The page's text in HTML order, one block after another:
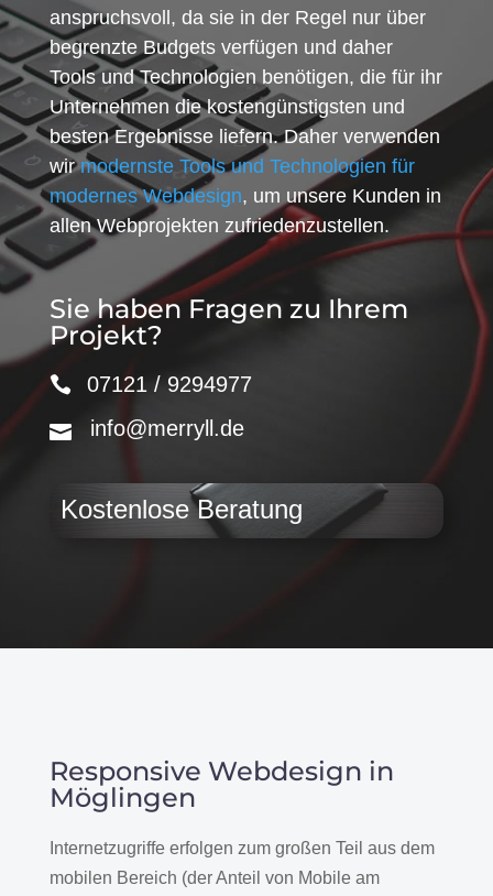
anspruchsvoll, da sie in der Regel nur über
begrenzte Budgets verfügen und daher
Tools und Technologien benötigen, die für ihr
Unternehmen die kostengünstigsten und
besten Ergebnisse liefern. Daher verwenden
wirmodernste Tools und Technologien für
modernes Webdesign, um unsere Kunden in
allen Webprojekten zufriedenzustellen.
Sie haben Fragen zu Ihrem
Projekt?
07121 / 9294977
info@merryll.de
Kostenlose Beratung
Responsive Webdesign in
Möglingen
Internetzugriffe erfolgen zum großen Teil aus dem
mobilen Bereich (der Anteil von Mobile am